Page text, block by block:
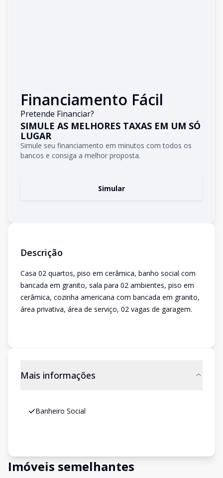
Financiamento Fácil
Pretende Financiar?
SIMULE AS MELHORES TAXAS EM UM SÓ
LUGAR
Simule seu financiamento em minutos com todos os
bancos e consiga a melhor proposta.
Simular
Descrição
Casa 02 quartos, piso em cerâmica, banho social com
bancada em granito, sala para 02 ambientes, piso em
cerâmica, cozinha americana com bancada em granito,
área privativa, área de serviço, 02 vagas de garagem.
Mais informações
Banheiro Social
Imóveis semelhantes